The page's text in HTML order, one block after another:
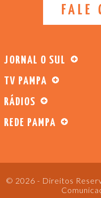
FALE
JORNAL O SUL
TV PAMPA
RÁDIOS
REDE PAMPA
© 2026 - Direitos